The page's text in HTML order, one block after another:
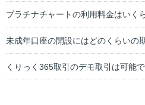
プラチナチャートの利用料金はいく
未成年口座の開設にはどのくらいの
くりっく365取引のデモ取引は可能